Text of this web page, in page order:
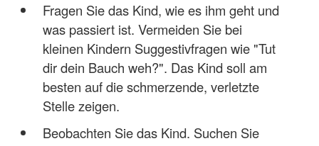
Fragen Sie das Kind, wie es ihm geht und
was passiert ist. Vermeiden Sie bei
kleinen Kindern Suggestivfragen wie "Tut
dir dein Bauch weh?". Das Kind soll am
besten auf die schmerzende, verletzte
Stelle zeigen.
Beobachten Sie das Kind. Suchen Sie